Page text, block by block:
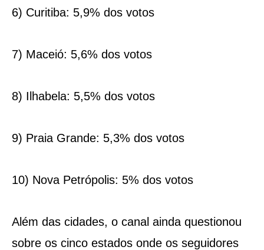
6) Curitiba: 5,9% dos votos
7) Maceió: 5,6% dos votos
8) Ilhabela: 5,5% dos votos
9) Praia Grande: 5,3% dos votos
10) Nova Petrópolis: 5% dos votos
Além das cidades, o canal ainda questionou
sobre os cinco estados onde os seguidores